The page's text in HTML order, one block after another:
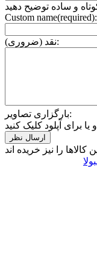
Custom name(required):
نقد (ضروری):
بارگزاری تصاویر: